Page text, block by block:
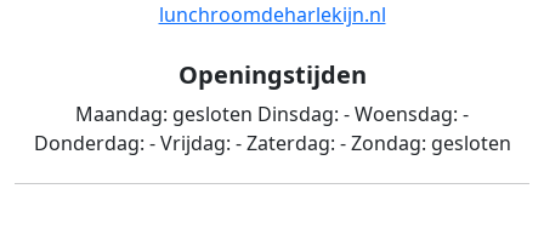
lunchroomdeharlekijn.nl
Openingstijden
Maandag: gesloten Dinsdag: -Woensdag: -
Donderdag: -Vrijdag: -Zaterdag: -Zondag: gesloten